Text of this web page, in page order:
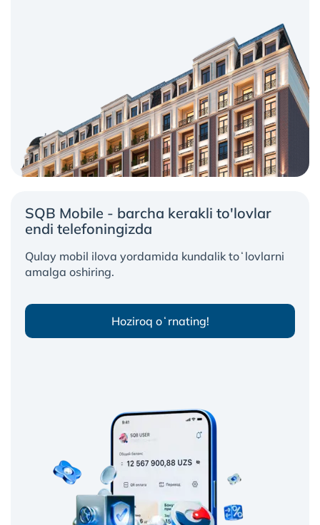
SQB Mobile - barcha kerakli to'lovlar
endi telefoningizda
Qulay mobil ilova yordamida kundalik toʻlovlarni
amalga oshiring.
Hoziroq oʻrnating!